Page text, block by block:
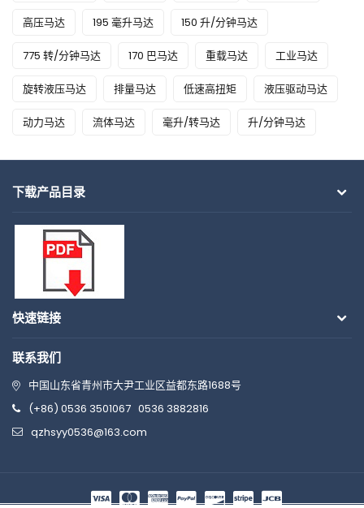
高压马达 195 毫升马达 150 升/分钟马达
775 转/分钟马达 170 巴马达 重载马达 工业马达
旋转液压马达 排量马达 低速高扭矩 液压驱动马达
动力马达 流体马达 毫升/转马达 升/分钟马达
下载产品目录
快速链接
联系我们
中国山东省青州市大尹工业区益都东路1688号
(+86) 0536 3501067 0536 3882816
qzhsyy0536@163.com